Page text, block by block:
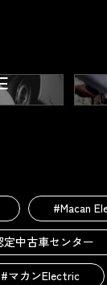
#Macan
中古車センター
#マカンElectric